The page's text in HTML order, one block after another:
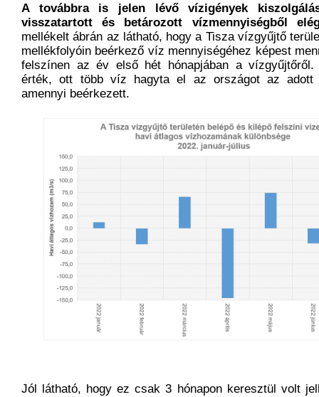
A továbbra is jelen lévő vízigények
visszatartott és betározott vízmennyiségből
mellékelt ábrán az látható, hogy a Tisza vízgyűjtő
mellékfolyóin beérkező víz mennyiségéhez képest
felszínen az év első hét hónapjában a
érték, ott több víz hagyta el az országot az adott
amennyi beérkezett.
Jól látható, hogy ez csak 3 hónapon keresztül volt